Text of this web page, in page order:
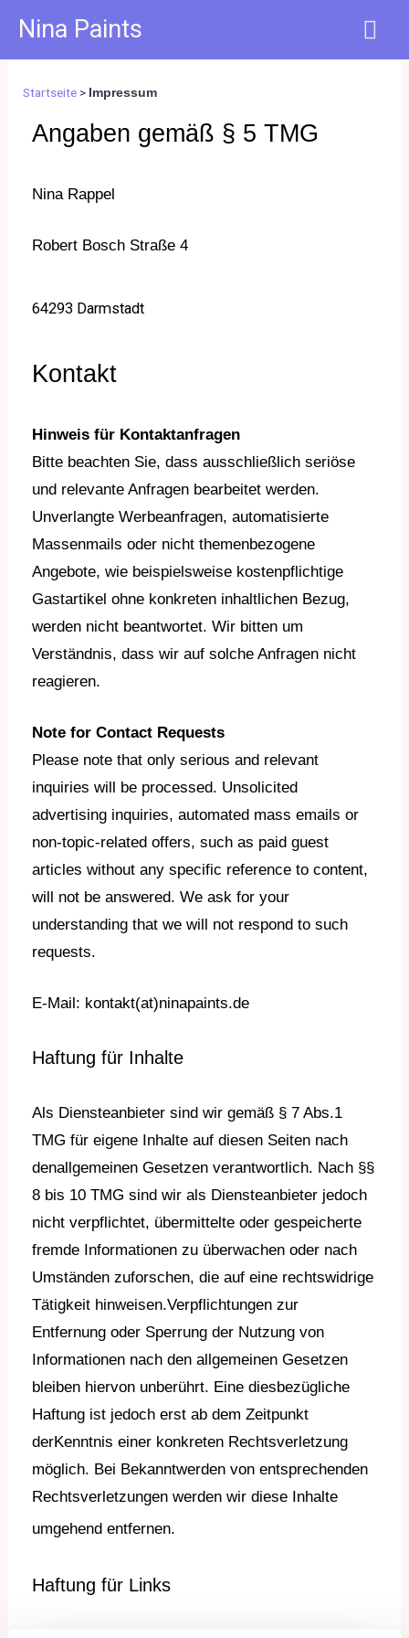
InhaltNina Paints
Startseite > Impressum
Angaben gemäß § 5 TMG
Nina Rappel
Robert Bosch Straße 4
64293 Darmstadt
Kontakt
Hinweis für Kontaktanfragen
Bitte beachten Sie, dass ausschließlich seriöse
und relevante Anfragen bearbeitet werden.
Unverlangte Werbeanfragen, automatisierte
Massenmails oder nicht themenbezogene
Angebote, wie beispielsweise kostenpflichtige
Gastartikel ohne konkreten inhaltlichen Bezug,
werden nicht beantwortet. Wir bitten um
Verständnis, dass wir auf solche Anfragen nicht
reagieren.
Note for Contact Requests
Please note that only serious and relevant
inquiries will be processed. Unsolicited
advertising inquiries, automated mass emails or
non-topic-related offers, such as paid guest
articles without any specific reference to content,
will not be answered. We ask for your
understanding that we will not respond to such
requests.
E-Mail: kontakt(at)ninapaints.de
Haftung für Inhalte
Als Diensteanbieter sind wir gemäß § 7 Abs.1
TMG für eigene Inhalte auf diesen Seiten nach
denallgemeinen Gesetzen verantwortlich. Nach §§
8 bis 10 TMG sind wir als Diensteanbieter jedoch
nichtverpflichtet, übermittelte oder gespeicherte
fremde Informationen zu überwachen oder nach
Umständen zuforschen, die auf eine rechtswidrige
Tätigkeit hinweisen.Verpflichtungen zur
Entfernung oder Sperrung der Nutzung von
Informationen nach den allgemeinenGesetzen
bleiben hiervon unberührt. Eine diesbezügliche
Haftung ist jedoch erst ab dem Zeitpunkt
derKenntnis einer konkreten Rechtsverletzung
möglich. Bei Bekanntwerden von entsprechenden
Rechtsverletzungen werden wir diese Inhalte
umgehend entfernen.
Haftung für Links